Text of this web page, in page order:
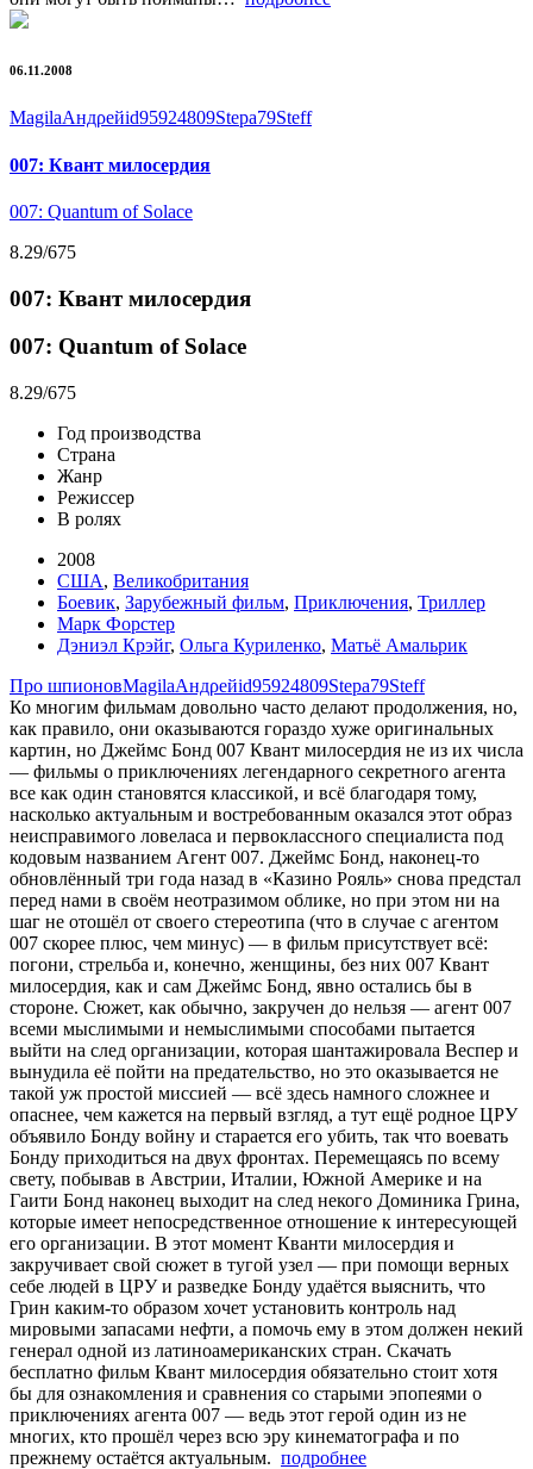
06.11.2008
MagilaАндρейid95924809Stepa79Steff
007: Квант милосердия
007: Quantum of Solace
8.29/675
007: Квант милосердия
007: Quantum of Solace
8.29/675
Год производства
Страна
Жанр
Режиссер
В ролях
2008
США, Великобритания
Боевик, Зарубежный фильм, Приключения, Триллер
Марк Форстер
Дэниэл Крэйг, Ольга Куриленко, Матьё Амальрик
Про шпионовMagilaАндρейid95924809Stepa79Steff
Ко многим фильмам довольно часто делают продолжения, но,
как правило, они оказываются гораздо хуже оригинальных
картин, но Джеймс Бонд 007 Квант милосердия не из их числа
— фильмы о приключениях легендарного секретного агента
все как один становятся классикой, и всё благодаря тому,
насколько актуальным и востребованным оказался этот образ
неисправимого ловеласа и первоклассного специалиста под
кодовым названием Агент 007. Джеймс Бонд, наконец-то
обновлённый три года назад в «Казино Рояль» снова предстал
перед нами в своём неотразимом облике, но при этом ни на
шаг не отошёл от своего стереотипа (что в случае с агентом
007 скорее плюс, чем минус) — в фильм присутствует всё:
погони, стрельба и, конечно, женщины, без них 007 Квант
милосердия, как и сам Джеймс Бонд, явно остались бы в
стороне. Сюжет, как обычно, закручен до нельзя — агент 007
всеми мыслимыми и немыслимыми способами пытается
выйти на след организации, которая шантажировала Веспер и
вынудила её пойти на предательство, но это оказывается не
такой уж простой миссией — всё здесь намного сложнее и
опаснее, чем кажется на первый взгляд, а тут ещё родное ЦРУ
объявило Бонду войну и старается его убить, так что воевать
Бонду приходиться на двух фронтах. Перемещаясь по всему
свету, побывав в Австрии, Италии, Южной Америке и на
Гаити Бонд наконец выходит на след некого Доминика Грина,
которые имеет непосредственное отношение к интересующей
его организации. В этот момент Кванти милосердия и
закручивает свой сюжет в тугой узел — при помощи верных
себе людей в ЦРУ и разведке Бонду удаётся выяснить, что
Грин каким-то образом хочет установить контроль над
мировыми запасами нефти, а помочь ему в этом должен некий
генерал одной из латиноамериканских стран. Скачать
бесплатно фильм Квант милосердия обязательно стоит хотя
бы для ознакомления и сравнения со старыми эпопеями о
приключениях агента 007 — ведь этот герой один из не
многих, кто прошёл через всю эру кинематографа и по
прежнему остаётся актуальным. подробнее